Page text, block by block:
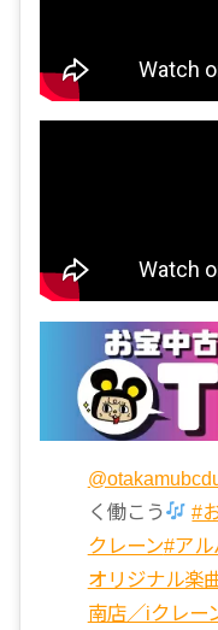
く働こう
#
クレーン#アル
オリジナル楽
南店／iクレ